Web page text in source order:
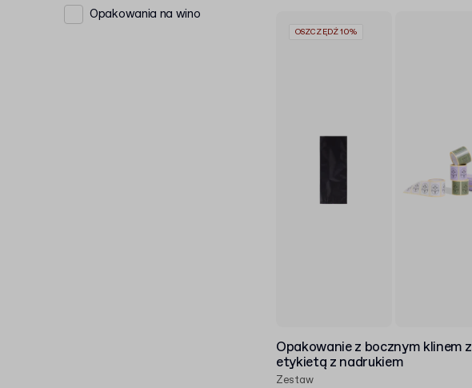
Opakowania na wino
Opakowanie z bocznym klinem z
etykietą z nadrukiem
Zestaw
OSZCZĘDŹ 10%